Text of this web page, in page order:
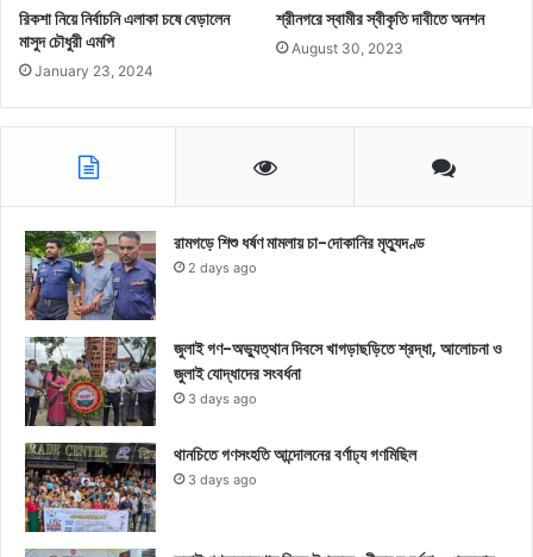
রিকশা নিয়ে নির্বাচনি এলাকা চষে বেড়ালেন
মাসুদ চৌধুরী এমপি
January 23, 2024
শ্রীনগরে স্বামীর স্বীকৃতি দাবীতে অনশন
August 30, 2023
রামগড়ে শিশু ধর্ষণ মামলায় চা-দোকানির মৃত্যুদণ্ড
2 days ago
জুলাই গণ-অভ্যুত্থান দিবসে খাগড়াছড়িতে শ্রদ্ধা, আলোচনা ও
জুলাই যোদ্ধাদের সংবর্ধনা
3 days ago
থানচিতে গণসংহতি আন্দোলনের বর্ণাঢ্য গণমিছিল
3 days ago